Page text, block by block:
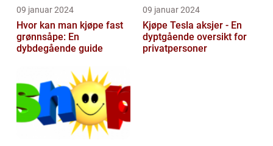
09 januar 2024
Hvor kan man kjøpe fast
grønnsåpe: En
dybdegående guide
09 januar 2024
Kjøpe Tesla aksjer - En
dyptgående oversikt for
privatpersoner